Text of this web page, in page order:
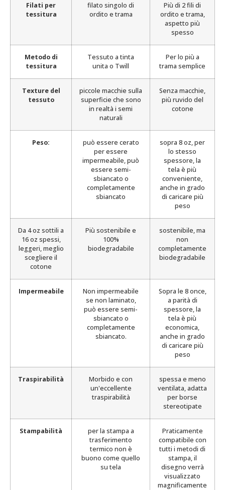
Filati per
tessitura
filato singolo di
ordito e trama
Più di 2 fili di
ordito e trama,
aspetto più
spesso
Metodo di
tessitura
Tessuto a tinta
unita o Twill
Per lo più a
trama semplice
Texture del
tessuto
piccole macchie sulla
superficie che sono
in realtà i semi
naturali
Senza macchie,
più ruvido del
cotone
Peso:
può essere cerato
per essere
impermeabile, può
essere semi-
sbiancato o
completamente
sbiancato
sopra 8 oz, per
lo stesso
spessore, la
tela è più
conveniente,
anche in grado
di caricare più
peso
Da 4 oz sottili a
16 oz spessi,
leggeri, meglio
scegliere il
cotone
Più sostenibile e
100%
biodegradabile
sostenibile, ma
non
completamente
biodegradabile
Impermeabile
Non impermeabile
se non laminato,
può essere semi-
sbiancato o
completamente
sbiancato.
Sopra le 8 once,
a parità di
spessore, la
tela è più
economica,
anche in grado
di caricare più
peso
Traspirabilità
Morbido e con
un'eccellente
traspirabilità
spessa e meno
ventilata, adatta
per borse
stereotipate
Stampabilità
per la stampa a
trasferimento
termico non è
buono come quello
su tela
Praticamente
compatibile con
tutti i metodi di
stampa, il
disegno verrà
visualizzato
magnificamente